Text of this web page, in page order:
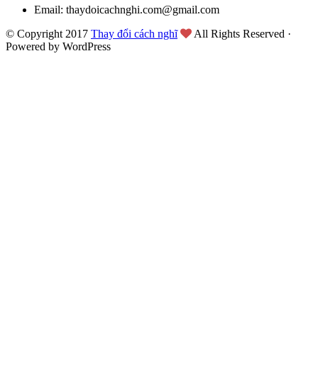
Email: thaydoicachnghi.com@gmail.com
© Copyright 2017 Thay đổi cách nghĩ
All Rights Reserved ·
Powered by WordPress